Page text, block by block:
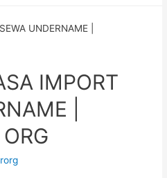
IMPORT
|